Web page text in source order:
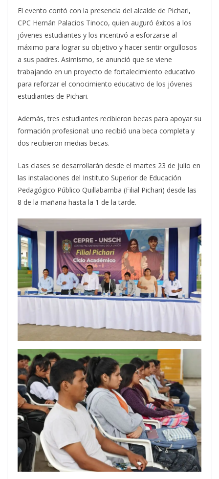
El evento contó con la presencia del alcalde de Pichari,
CPC Hernán Palacios Tinoco, quien auguró éxitos a los
jóvenes estudiantes y los incentivó a esforzarse al
máximo para lograr su objetivo y hacer sentir orgullosos
a sus padres. Asimismo, se anunció que se viene
trabajando en un proyecto de fortalecimiento educativo
para reforzar el conocimiento educativo de los jóvenes
estudiantes de Pichari.
Además, tres estudiantes recibieron becas para apoyar su
formación profesional: uno recibió una beca completa y
dos recibieron medias becas.
Las clases se desarrollarán desde el martes 23 de julio en
las instalaciones del Instituto Superior de Educación
Pedagógico Público Quillabamba (Filial Pichari) desde las
8 de la mañana hasta la 1 de la tarde.